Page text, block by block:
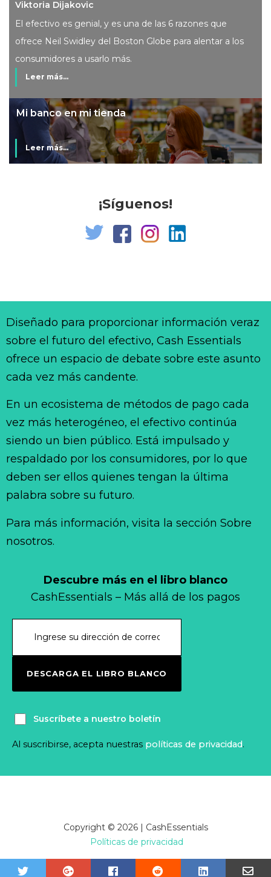
Viktoria Dijakovic
El efectivo es genial, y es una de las 6 razones que
ofrece Neil Swidley del Boston Globe para alentar a los
consumidores a usarlo más.
Leer más...
Mi banco en mi tienda
Leer más...
¡Síguenos!
Descubre más en el libro blanco
CashEssentials – Más allá de los pagos
DESCARGA EL LIBRO BLANCO
Suscríbete a nuestro boletín
Al suscribirse, acepta nuestras políticas de privacidad.
Diseñado para proporcionar información veraz
sobre el futuro del efectivo, Cash Essentials
ofrece un espacio de debate sobre este asunto
cada vez más candente.
En un ecosistema de métodos de pago cada
vez más heterogéneo, el efectivo continúa
siendo un bien público. Está impulsado y
respaldado por los consumidores, por lo que
deben ser ellos quienes tengan la última
palabra sobre su futuro.
Para más información, visita la sección Sobre
nosotros.
Copyright © 2026 | CashEssentials
Políticas de privacidad